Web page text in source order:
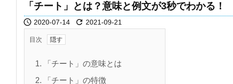
「チート」とは？意味と例文が3秒でわかる！
 2020-07-14  2021-09-21
目次
1. 「チート」の意味とは
2. 「チート」の特徴